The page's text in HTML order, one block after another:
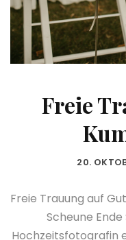
Freie
20.
Freie Trauung auf
Scheune
Hochzeitsfotografin